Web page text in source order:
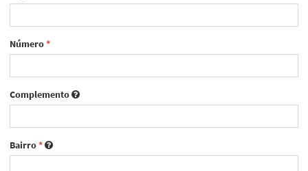
Número*
Complemento
Bairro*